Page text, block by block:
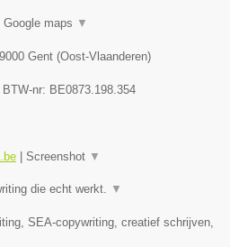
Google maps ▼
9000 Gent (Oost-Vlaanderen)
, BTW-nr: BE0873.198.354
Screenshot ▼
die echt werkt. ▼
SEA-copywriting, creatief schrijven,